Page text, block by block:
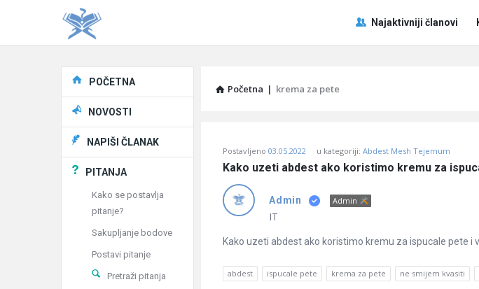
Pitaj
Učene
Najaktivniji članovi
Početna | krema za pete
Učene
Latest
Pitanja
Postavljeno 03.05.2022 u kategoriji: Abdest Mesh Tejemum
Kako uzeti abdest ako koristimo kremu za
Admin Admin
IT
Kako uzeti abdest ako koristimo kremu za ispucale pete i
abdest ispucale pete krema za pete ne smijem kvasiti
Explore
POČETNA
NOVOSTI
NAPIŠI ČLANAK
PITANJA
Kako se postavlja
pitanje?
Sakupljanje bodove
Postavi pitanje
Pretraži pitanja